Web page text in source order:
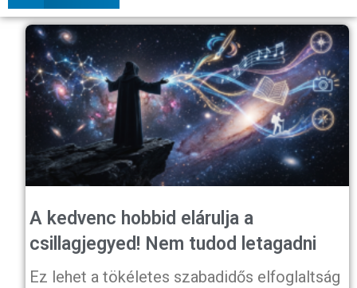
A kedvenc hobbid elárulja a
csillagjegyed! Nem tudod letagadni
Ez lehet a tökéletes szabadidős elfoglaltság